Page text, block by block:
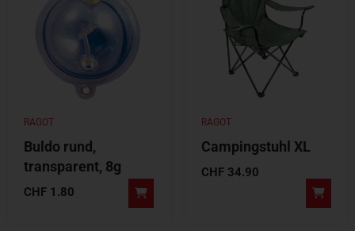
RAGOT
Buldo rund,
transparent, 8g
CHF 1.80
RAGOT
Campingstuhl XL
CHF 34.90